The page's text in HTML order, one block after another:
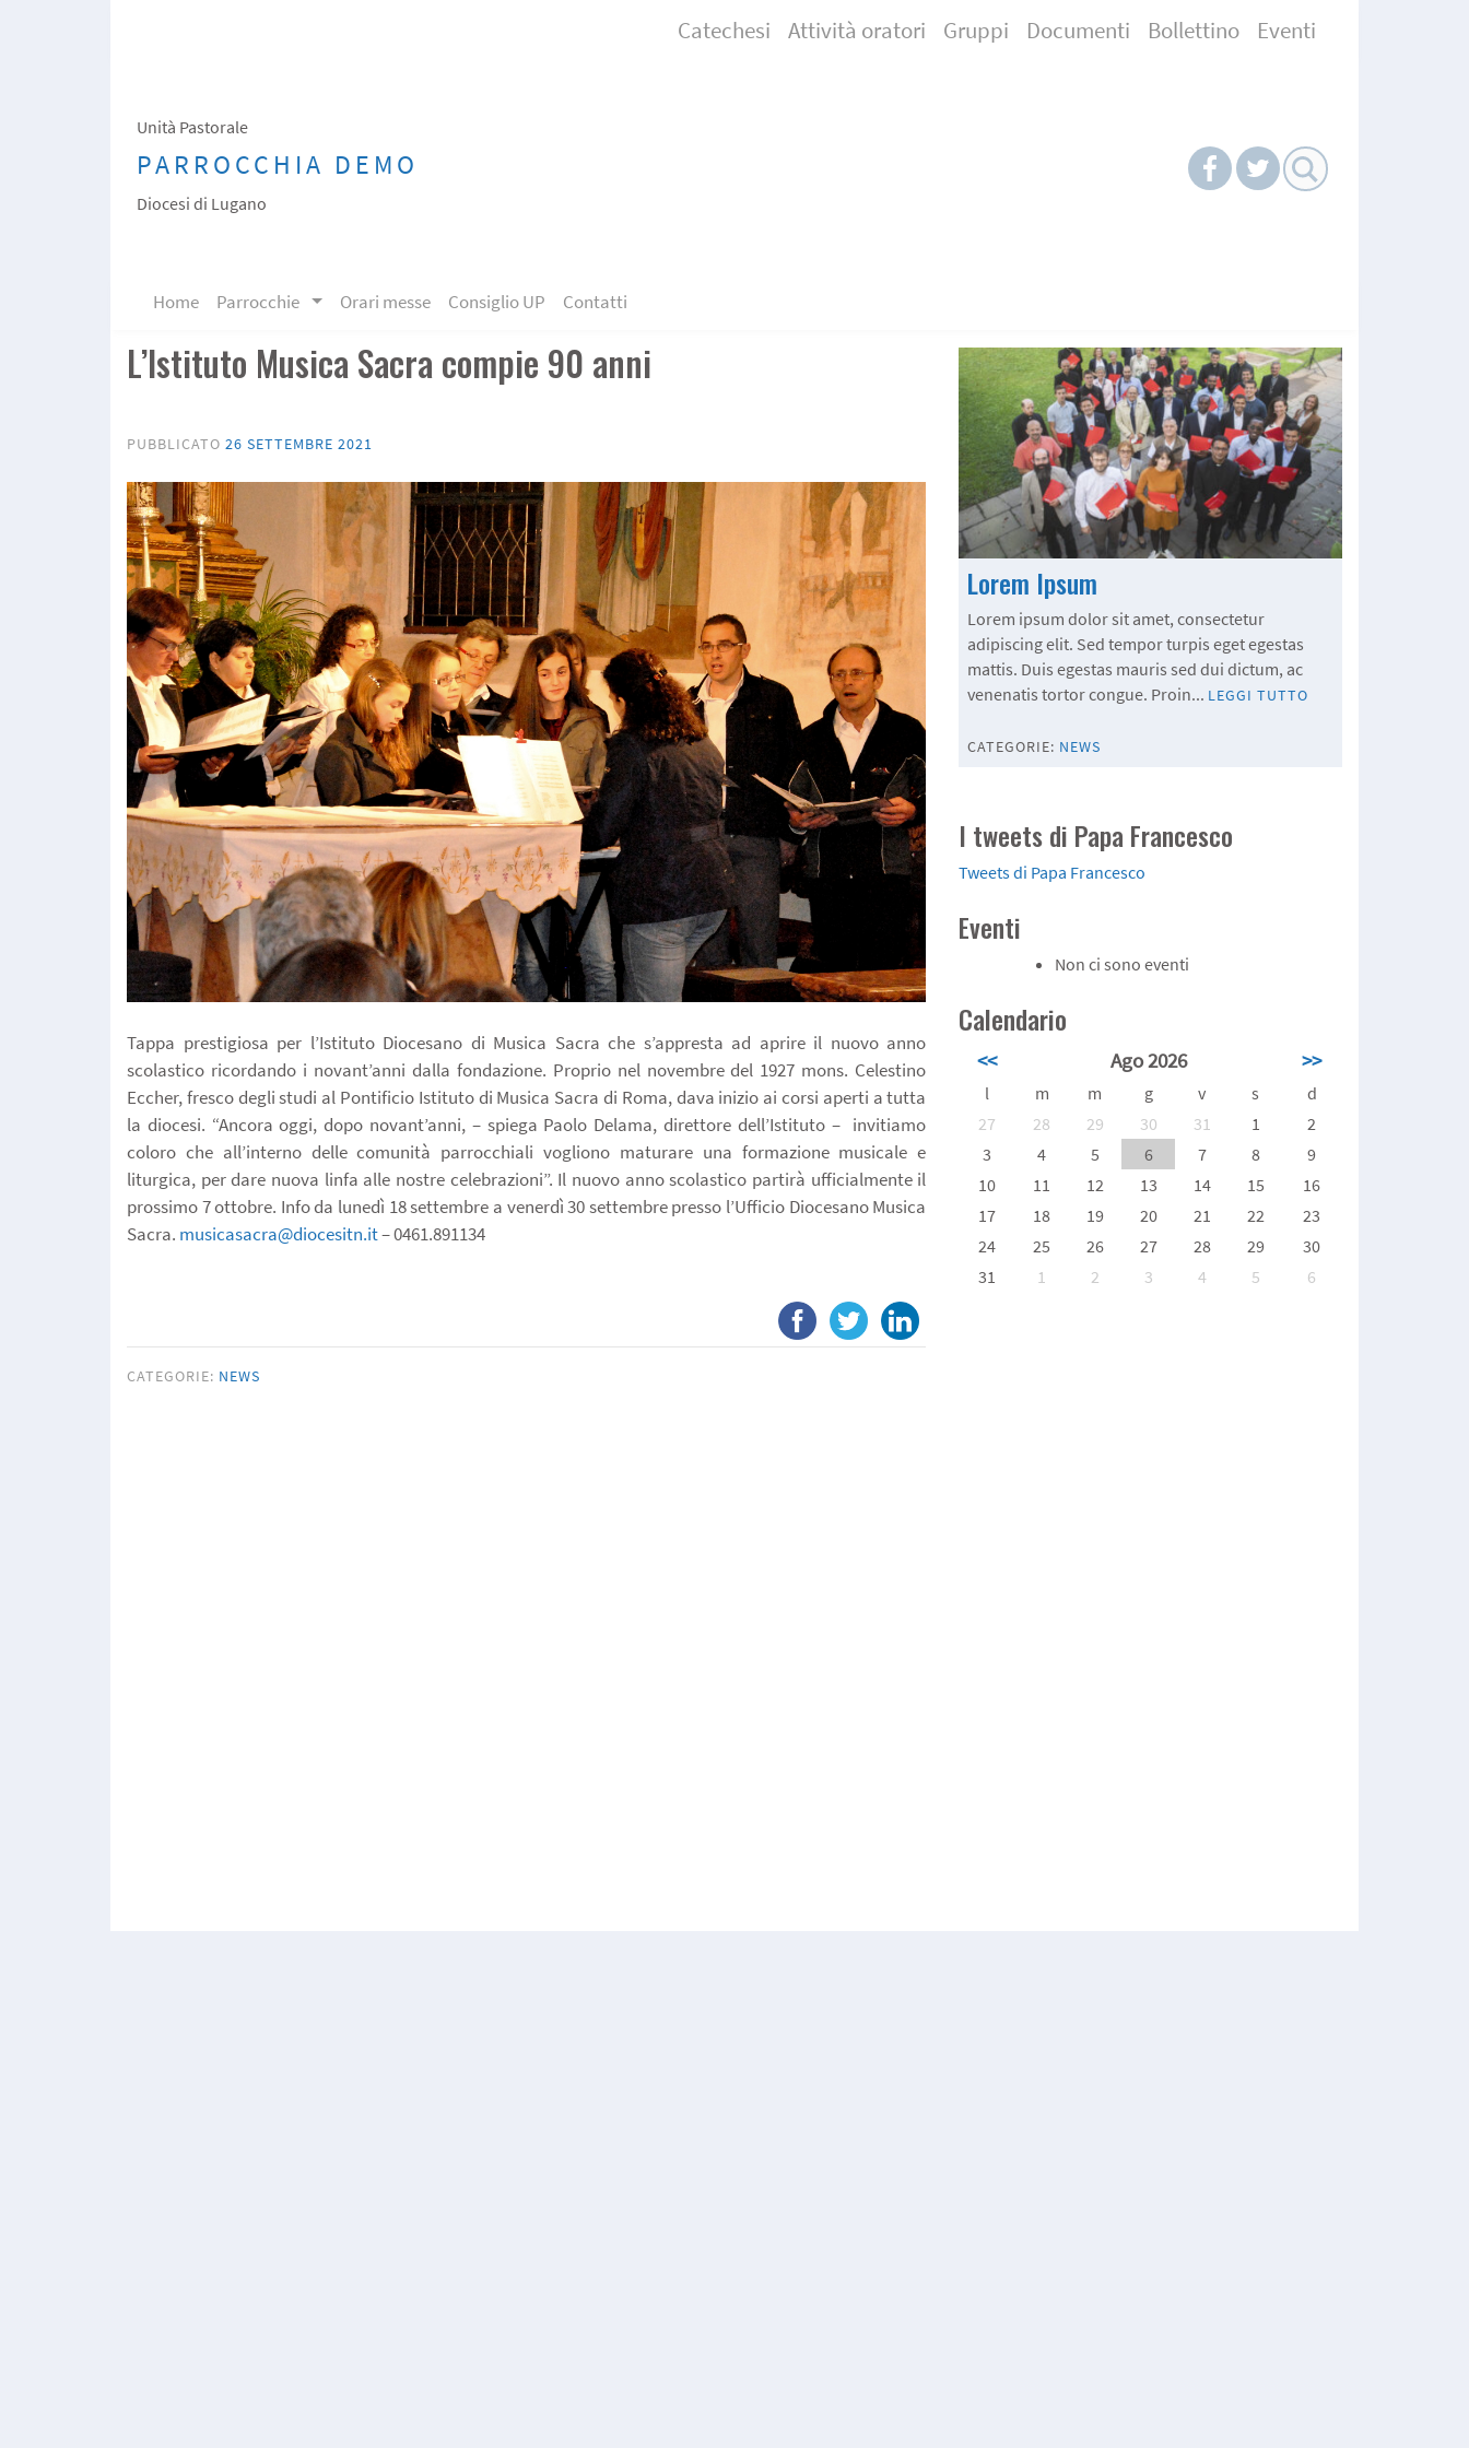
Catechesi Attività oratori Gruppi Documenti Bollettino Eventi
Unità Pastorale
PARROCCHIA DEMO
Diocesi di Lugano
Home Parrocchie Orari messe Consiglio UP Contatti
L’Istituto Musica Sacra compie 90 anni
PUBBLICATO 26 SETTEMBRE 2021
Tappa prestigiosa per l’Istituto Diocesano di Musica Sacra che s’appresta ad aprire il nuovo anno
scolastico ricordando i novant’anni dalla fondazione. Proprio nel novembre del 1927 mons. Celestino
Eccher, fresco degli studi al Pontificio Istituto di Musica Sacra di Roma, dava inizio ai corsi aperti a tutta
la diocesi. “Ancora oggi, dopo novant’anni, – spiega Paolo Delama, direttore dell’Istituto – invitiamo
coloro che all’interno delle comunità parrocchiali vogliono maturare una formazione musicale e
liturgica, per dare nuova linfa alle nostre celebrazioni”. Il nuovo anno scolastico partirà ufficialmente il
prossimo 7 ottobre. Info da lunedì 18 settembre a venerdì 30 settembre presso l’Ufficio Diocesano Musica
Sacra. musicasacra@diocesitn.it– 0461.891134
CATEGORIE: NEWS
Lorem Ipsum
Lorem ipsum dolor sit amet, consectetur
adipiscing elit. Sed tempor turpis eget egestas
mattis. Duis egestas mauris sed dui dictum, ac
venenatis tortor congue. Proin... LEGGI TUTTO
CATEGORIE: NEWS
I tweets di Papa Francesco
Tweets di Papa Francesco
Eventi
Non ci sono eventi
Calendario
<< Ago 2026 >>
l m m g v s
d
27
28 29 30 31 1
2
3
4 5 6 7 8
9
10
11 12 13 14 15
16
17
18 19 20 21 22
23
24
25 26 27 28 29
30
31
1 2 3 4 5 6